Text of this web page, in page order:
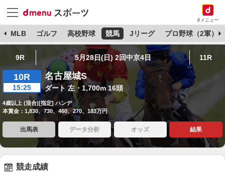
dメニュー
MLB ゴルフ 高校野球 競馬 Jリーグ プロ野球（2軍）
9R 5月28日(日) 2回中京4日 11R
10R
15:25
名古屋城S
ダート 左・1,700m 16頭
4歳以上 (混合)[指定] ハンデ
本賞金：1,830、730、460、270、183万円
出馬表 データ分析 オッズ 結果
競走成績